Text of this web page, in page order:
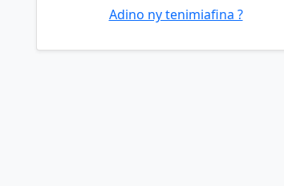
Adino ny tenimiafina ?